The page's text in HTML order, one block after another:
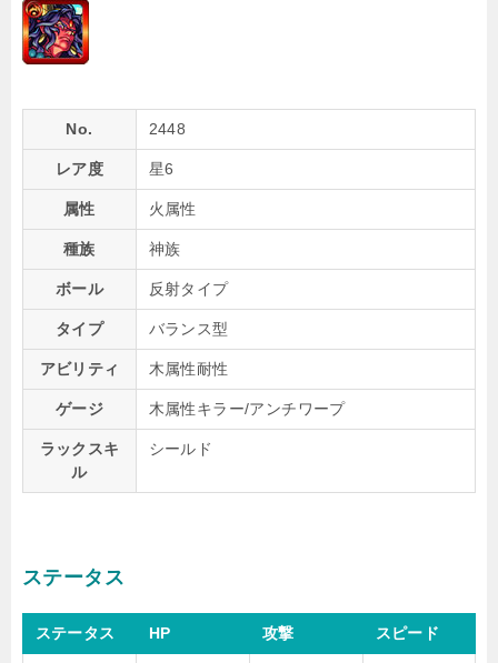
No. 2448
レア度 星6
属性 火属性
種族 神族
ボール 反射タイプ
タイプ バランス型
アビリティ 木属性耐性
ゲージ 木属性キラー/アンチワープ
ラックスキ
ル
シールド
ステータス
ステータス HP 攻撃 スピード